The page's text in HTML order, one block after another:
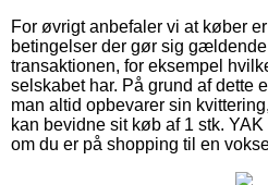
For øvrigt anbefaler vi at køber
betingelser der gør sig
transaktionen, for eksempel
selskabet har. På grund af dette
man altid opbevarer sin
kan bevidne sit køb af 1 stk.
om du er på shopping til en